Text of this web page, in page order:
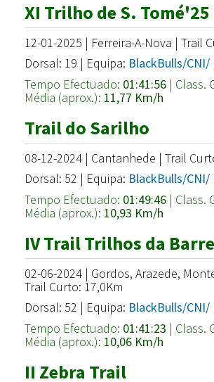
XI Trilho de S. Tomé'25
12-01-2025 | Ferreira-A-Nova | Trail
Dorsal: 19 | Equipa: BlackBulls/CNI/
Tempo Efectuado: 01:41:56 | Class.
Média (aprox.): 11,77 Km/h
Trail do Sarilho
08-12-2024 | Cantanhede | Trail
Dorsal: 52 | Equipa: BlackBulls/CNI/
Tempo Efectuado: 01:49:46 | Class.
Média (aprox.): 10,93 Km/h
IV Trail Trilhos da
02-06-2024 | Gordos, Arazede,
Trail Curto: 17,0Km
Dorsal: 52 | Equipa: BlackBulls/CNI/
Tempo Efectuado: 01:41:23 | Class.
Média (aprox.): 10,06 Km/h
II Zebra Trail